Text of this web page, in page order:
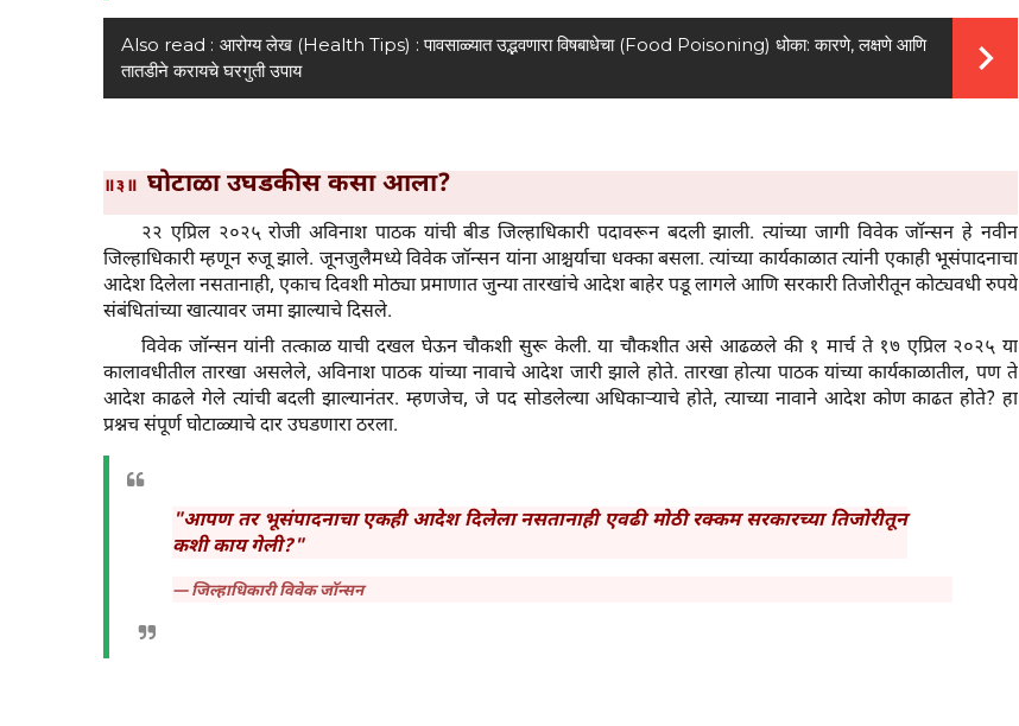
Also read : आरोग्य लेख (Health Tips) : पावसाळ्यात उद्भवणारा विषबाधेचा (Food Poisoning) धोका: कारणे, लक्षणे आणि
तातडीने करायचे घरगुती उपाय
॥३॥ घोटाळा उघडकीस कसा आला?
२२ एप्रिल २०२५ रोजी अविनाश पाठक यांची बीड जिल्हाधिकारी पदावरून बदली झाली. त्यांच्या जागी विवेक जॉन्सन हे नवीन
जिल्हाधिकारी म्हणून रुजू झाले. जूनजुलैमध्ये विवेक जॉन्सन यांना आश्चर्याचा धक्का बसला. त्यांच्या कार्यकाळात त्यांनी एकाही भूसंपादनाचा
आदेश दिलेला नसतानाही, एकाच दिवशी मोठ्या प्रमाणात जुन्या तारखांचे आदेश बाहेर पडू लागले आणि सरकारी तिजोरीतून कोट्यवधी रुपये
संबंधितांच्या खात्यावर जमा झाल्याचे दिसले.
विवेक जॉन्सन यांनी तत्काळ याची दखल घेऊन चौकशी सुरू केली. या चौकशीत असे आढळले की १ मार्च ते १७ एप्रिल २०२५ या
कालावधीतील तारखा असलेले, अविनाश पाठक यांच्या नावाचे आदेश जारी झाले होते. तारखा होत्या पाठक यांच्या कार्यकाळातील, पण ते
आदेश काढले गेले त्यांची बदली झाल्यानंतर. म्हणजेच, जे पद सोडलेल्या अधिकाऱ्याचे होते, त्याच्या नावाने आदेश कोण काढत होते? हा
प्रश्नच संपूर्ण घोटाळ्याचे दार उघडणारा ठरला.
"आपण तर भूसंपादनाचा एकही आदेश दिलेला नसतानाही एवढी मोठी रक्कम सरकारच्या तिजोरीतून
कशी काय गेली?"
— जिल्हाधिकारी विवेक जॉन्सन